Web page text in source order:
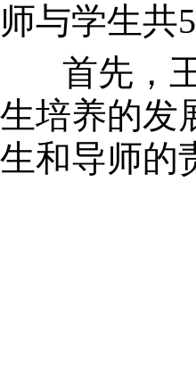
师与学生共
首先，王
生培养的发
生和导师的